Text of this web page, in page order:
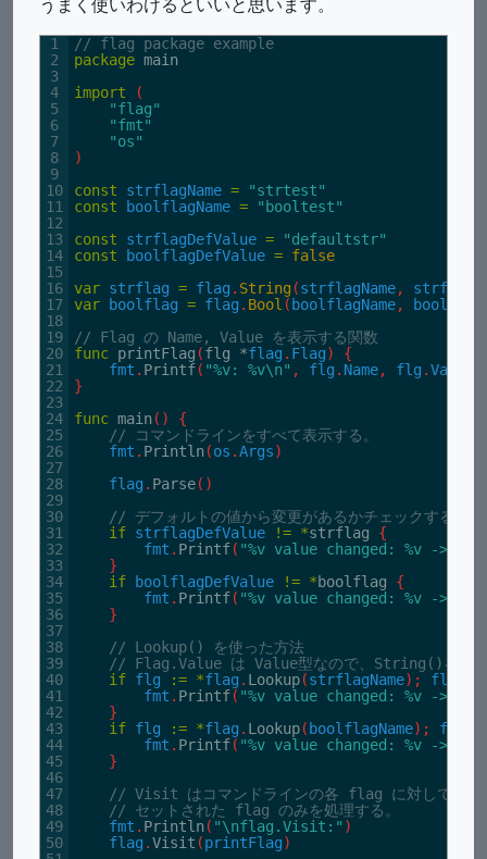
1
2
3
4
5
6
7
8
9
10
11
12
13
14
15
16
17
18
19
20
21
22
23
24
25
26
27
28
29
30
31
32
33
34
35
36
37
38
39
40
41
42
43
44
45
46
47
48
49
50
// flag package example
package main
import
(
"flag"
"fmt"
"os"
)
const
strflagName =
"strtest"
const
boolflagName =
"booltest"
const
strflagDefValue =
"defaultstr"
const
boolflagDefValue = false
var strflag = flag . String (strflagName,
var
boolflag = flag . Bool ( boolflagName,
// Flag の Name, Value を表示する関数
func printFlag (flg *flag . Flag)
{
fmt . Printf( "%v: %v\n" , flg . Name, flg .Value
}
func main( )
{
// コマンドラインをすべて表示する。
fmt . Println(os .Args)
flag . Parse( )
// デフォルトの値から変更があるかチェックする。
if strflagDefValue != *strflag
{
fmt . Printf( "%v value changed: %v ->
}
if
boolflagDefValue != *boolflag
{
fmt . Printf( "%v value changed: %v ->
}
// Lookup() を使った方法
// Flag.Value は Value型なので、String()を呼び
if flg := *flag . Lookup(strflagName) ; flg
fmt . Printf( "%v value changed: %v ->
}
if flg := *flag . Lookup( boolflagName) ; flg
fmt . Printf( "%v value changed: %v ->
}
// Visit はコマンドラインの各 flag に対して辞書
// セットされた flag のみを処理する。
fmt . Println( "\nflag.Visit:" )
flag .Visit (printFlag)